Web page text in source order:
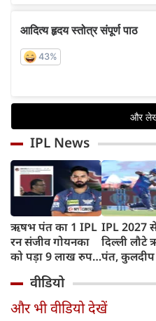
IPL News
ऋषभ पंत का 1 IPL
रन संजीव गोयनका
को पड़ा 9 लाख रुपए
IPL 2027
दिल्ली
पंत, कुलदीप
वीडियो
और भी वीडियो देखें